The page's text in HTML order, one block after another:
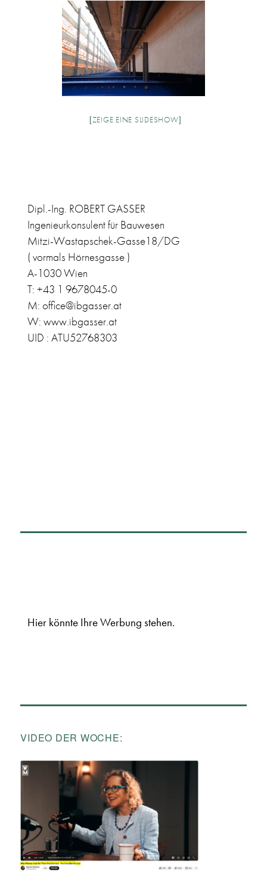
[ZEIGE EINE SLIDESHOW]
Dipl.-Ing. ROBERT GASSER
Ingenieurkonsulent für Bauwesen
Mitzi-Wastapschek-Gasse18/DG
( vormals Hörnesgasse )
A-1030 Wien
T: +43 1 9678045-0
M: office@ibgasser.at
W: www.ibgasser.at
UID : ATU52768303
Hier könnte Ihre Werbung stehen.
VIDEO DER WOCHE: